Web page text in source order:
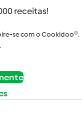
receitas!
se com o Cookidoo®.